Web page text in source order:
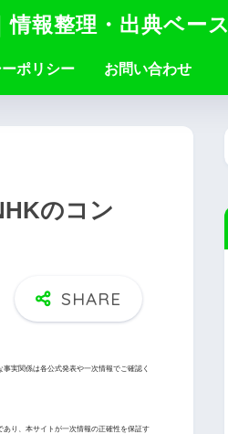
報整理・出典ベース
ポリシー お問い合わせ
のコン
実関係は各公式発表や一次情報でご確認く
り、本サイトが一次情報の正確性を保証す